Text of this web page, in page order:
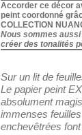
Accorder ce décor
peint coordonné
COLLECTION
Nous sommes
créer des tonalités
Sur un lit de
Le papier peint
absolument
immenses
enchevêtrées